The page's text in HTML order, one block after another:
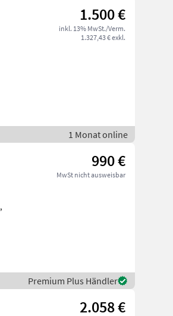
1.500 €
inkl. 13% MwSt./Verm.
1.327,43 € exkl.
1 Monat online
990 €
MwSt nicht ausweisbar
Premium Plus Händler
2.058 €